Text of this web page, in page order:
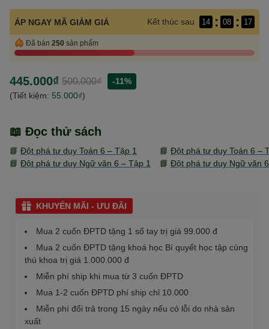
ÁP NGAY MÃ GIẢM GIÁ Kết thúc sau 14 : 08 : 17
Đã bán 250 sản phẩm
445.000₫ 500.000₫
-11%
(Tiết kiệm: 55.000₫)
📖 Đọc thử sách
📘 Đột phá tư duy Toán 6 – Tập 1 📘 Đột phá tư duy Toán 6 –
📘 Đột phá tư duy Ngữ văn 6 – Tập 1 📘 Đột phá tư duy Ngữ văn
KHUYẾN MÃI - ƯU ĐÃI
Mua 2 cuốn ĐPTD tặng 1 sổ tay trị giá 99.000 đ
Mua 2 cuốn ĐPTD tặng khoá học Bí quyết học tập cùng
thủ khoa trị giá 1.000.000 đ
Miễn phí ship khi mua từ 3 cuốn ĐPTD
Mua 1-2 cuốn ĐPTD phí ship chỉ 10.000
Miễn phí đổi trả trong 15 ngày nếu có lỗi do nhà sản
xuất